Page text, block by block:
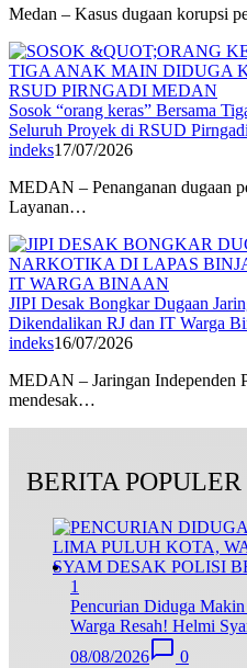
Medan – Kasus dugaan korupsi
Sosok “orang keras” Bersama
Seluruh Proyek di RSUD
indeks17/07/2026
MEDAN – Penanganan dugaan
Layanan…
JIPI Desak Bongkar Dugaan
Dikendalikan RJ dan IT Warga
indeks16/07/2026
MEDAN – Jaringan Independen
mendesak…
BERITA POPULER
1
Pencurian Diduga
Warga Resah! Helmi
08/08/2026
0